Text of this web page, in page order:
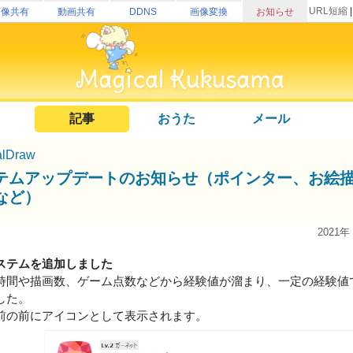
共有 動画共有 DDNS 画像変換 お知らせ URL短縮
記事 おうた メール
ムアップデートのお知らせ（ポインター、お絵
ど）
2021年
テムを追加しました
間や描画数、ゲーム点数などから経験値が溜まり、一定の経験
。
の前にアイコンとして表示されます。